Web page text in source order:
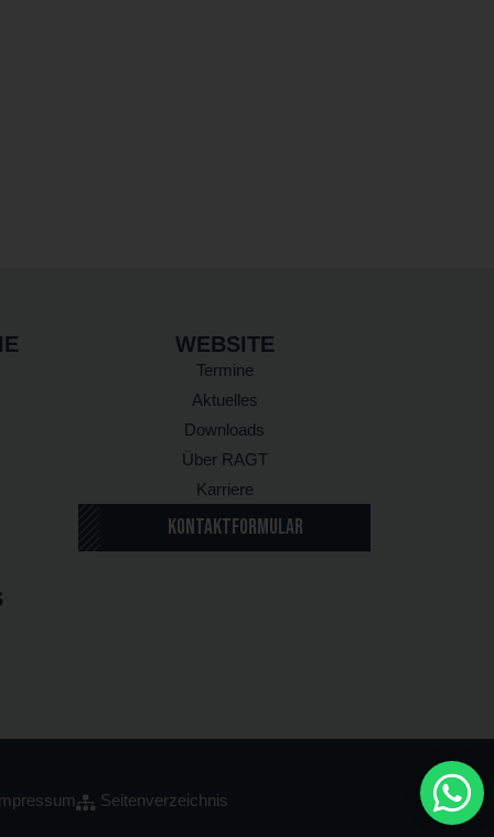
WEBSITE
Termine
Aktuelles
Downloads
Über RAGT
Karriere
KONTAKTFORMULAR
Seitenverzeichnis